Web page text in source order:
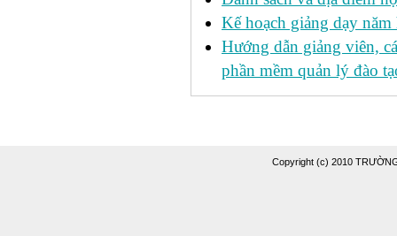
Kế hoạch giảng dạy
Hướng dẫn giảng viên,
phần mềm quản lý đào
Copyright (c) 2010